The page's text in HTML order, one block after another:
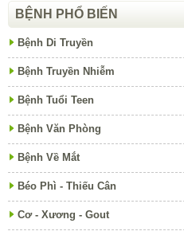
BỆNH PHỔ BIẾN
Bệnh Di Truyền
Bệnh Truyền Nhiễm
Bệnh Tuổi Teen
Bệnh Văn Phòng
Bệnh Về Mắt
Béo Phì - Thiếu Cân
Cơ - Xương - Gout